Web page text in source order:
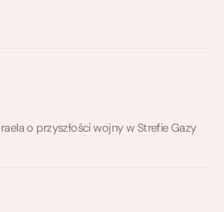
o przyszłości wojny w Strefie Gazy